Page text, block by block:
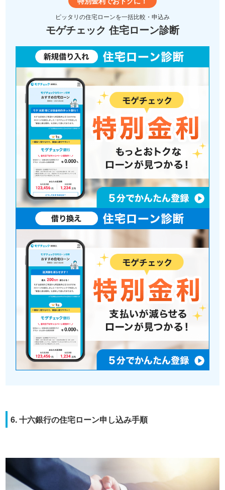
ピッタリの住宅ローンを一括比較・申込み
モゲチェック 住宅ローン診断
6. 十六銀行の住宅ローン申し込み手順